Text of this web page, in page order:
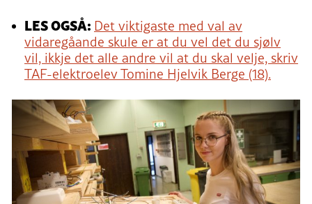
LES OGSÅ: Det viktigaste med val av
vidaregåande skule er at du vel det du sjølv
vil, ikkje det alle andre vil at du skal velje, skriv
TAF-elektroelev Tomine Hjelvik Berge (18).